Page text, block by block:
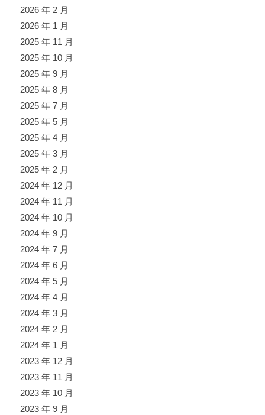
2026 年 2 月
2026 年 1 月
2025 年 11 月
2025 年 10 月
2025 年 9 月
2025 年 8 月
2025 年 7 月
2025 年 5 月
2025 年 4 月
2025 年 3 月
2025 年 2 月
2024 年 12 月
2024 年 11 月
2024 年 10 月
2024 年 9 月
2024 年 7 月
2024 年 6 月
2024 年 5 月
2024 年 4 月
2024 年 3 月
2024 年 2 月
2024 年 1 月
2023 年 12 月
2023 年 11 月
2023 年 10 月
2023 年 9 月